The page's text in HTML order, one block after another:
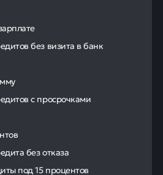
без визита в банк
с просрочками
без отказа
под 15 процентов